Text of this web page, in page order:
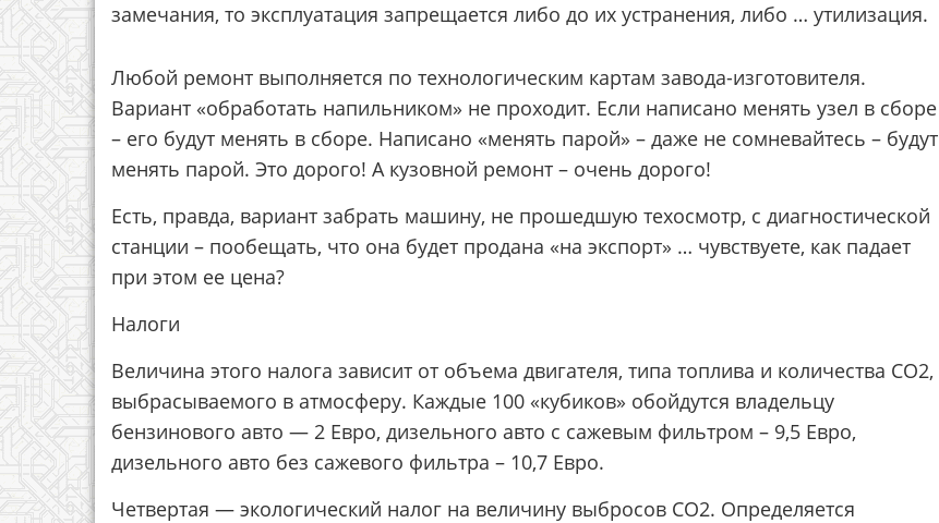
замечания, то эксплуатация запрещается либо до их устранения, либо … утилизация.
Любой ремонт выполняется по технологическим картам завода-изготовителя.
Вариант «обработать напильником» не проходит. Если написано менять узел в сборе
– его будут менять в сборе. Написано «менять парой» – даже не сомневайтесь – будут
менять парой. Это дорого! А кузовной ремонт – очень дорого!
Есть, правда, вариант забрать машину, не прошедшую техосмотр, с диагностической
станции – пообещать, что она будет продана «на экспорт» … чувствуете, как падает
при этом ее цена?
Налоги
Величина этого налога зависит от объема двигателя, типа топлива и количества СО2,
выбрасываемого в атмосферу. Каждые 100 «кубиков» обойдутся владельцу
бензинового авто — 2 Евро, дизельного авто с сажевым фильтром – 9,5 Евро,
дизельного авто без сажевого фильтра – 10,7 Евро.
Четвертая — экологический налог на величину выбросов СО2. Определяется